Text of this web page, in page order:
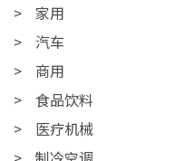
家用
汽车
商用
食品饮料
医疗机械